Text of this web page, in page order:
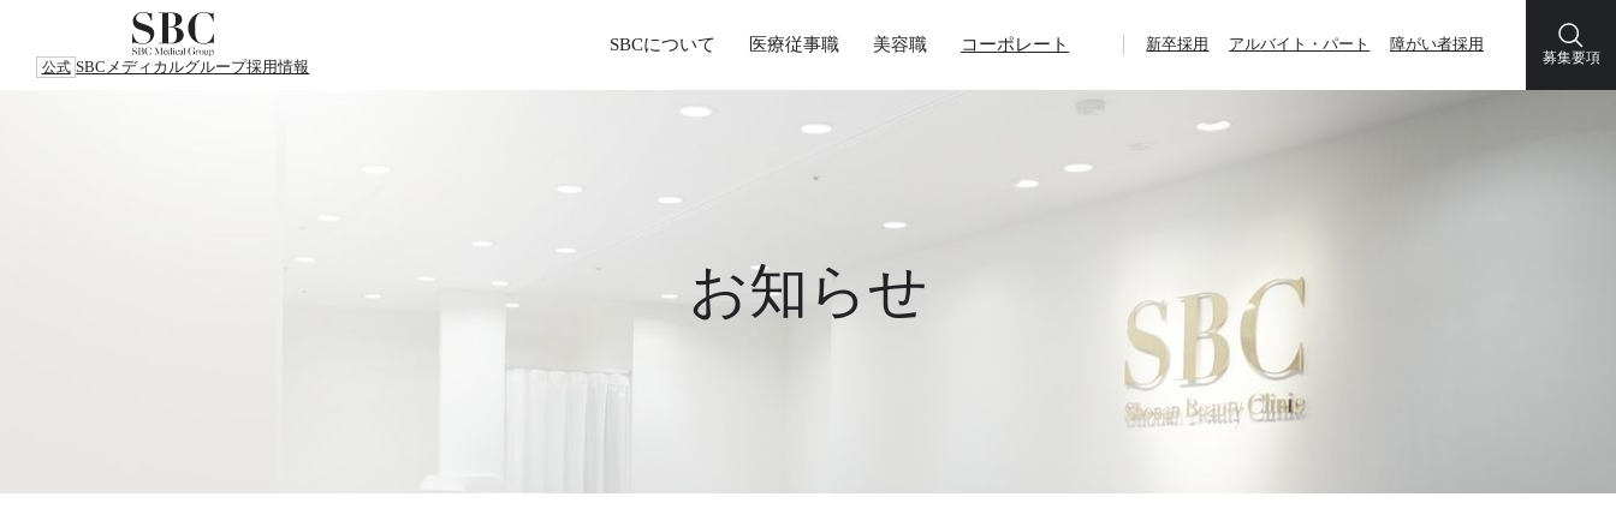
公式 SBCメディカルグループ採用情報
SBCについて 医療従事職 美容職 コーポレート 新卒採用 アルバイト・パート 障がい者採用
募集要項
お知らせ